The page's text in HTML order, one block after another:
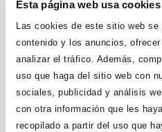
Esta página web usa cookies
Las cookies de este sitio web se
contenido y los anuncios,
analizar el tráfico. Además,
uso que haga del sitio web con
sociales, publicidad y análisis
con otra información que les
recopilado a partir del uso que
inundadas por un
que no solamente
leche que alimentará
prenderse mejor del
estabilizan, nos
sistema inmunológico
previniendo